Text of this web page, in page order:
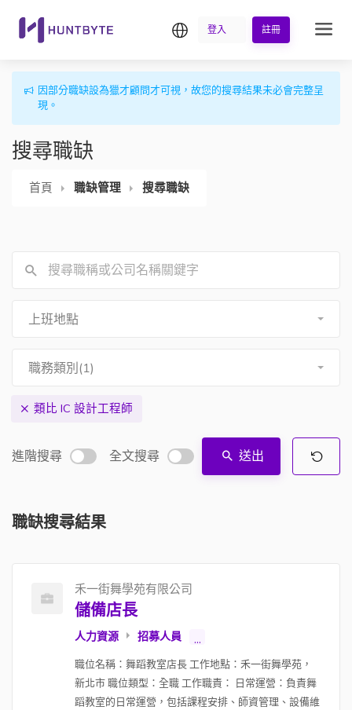
繁中登入 註冊
因部分職缺設為獵才顧問才可視，故您的搜尋結果未必會完整呈
現。
搜尋職缺
首頁 職缺管理 搜尋職缺
上班地點
職務類別(1)
類比 IC 設計工程師
進階搜尋 全文搜尋 送出
職缺搜尋結果
禾一街舞學苑有限公司
儲備店長
人力資源 招募人員 ...
職位名稱：舞蹈教室店長 工作地點：禾一街舞學苑，
新北市 職位類型：全職 工作職責： 日常運營：負責舞
蹈教室的日常運營，包括課程安排、師資管理、設備維